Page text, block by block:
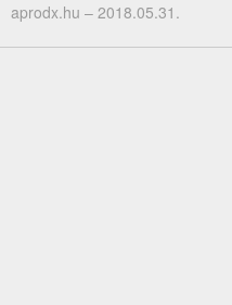
aprodx.hu – 2018.05.31.